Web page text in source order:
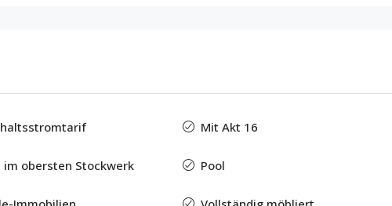
Mit Akt 16
im obersten Stockwerk Pool